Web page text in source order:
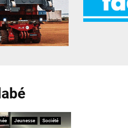
Jeunesse Société